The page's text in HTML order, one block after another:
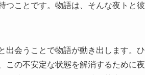
つことです。物語は、そんな夜トと彼
出会うことで物語が動き出します。ひ
この不安定な状態を解消するために夜